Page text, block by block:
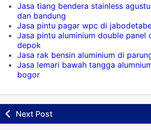
Jasa tiang bendera stainless
dan bandung
Jasa pintu pagar wpc di
Jasa pintu aluminium double panel
depok
Jasa rak bensin aluminium di
Jasa lemari bawah tangga
bogor
Next Post